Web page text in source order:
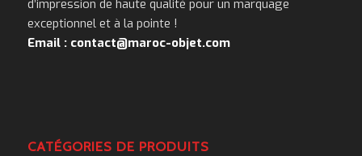
d’impression de haute qualité pour un marquage
exceptionnel et à la pointe !
Email : contact@maroc-objet.com
CATÉGORIES DE PRODUITS